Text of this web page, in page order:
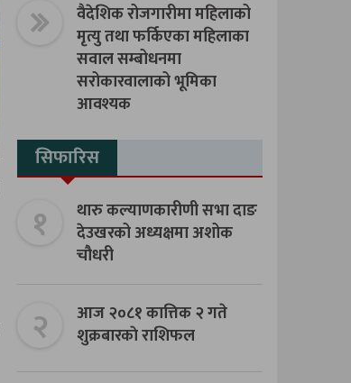
वैदेशिक रोजगारीमा महिलाको
मृत्यु तथा फर्किएका महिलाका
सवाल सम्बोधनमा
सरोकारवालाको भूमिका
आवश्यक
सिफारिस
१
थारु कल्याणकारीणी सभा दाङ
देउखरको अध्यक्षमा अशोक
चौधरी
२
आज २०८१ कात्तिक २ गते
शुक्रबारकाे राशिफल